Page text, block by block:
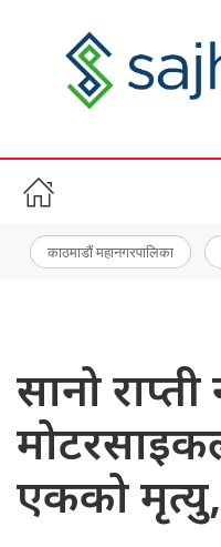
काठमाडौं महानगरपालिका
सानो राप्ती
एकको